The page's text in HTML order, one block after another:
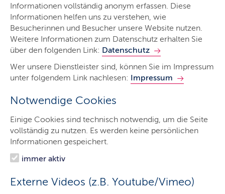
Informationen vollständig anonym erfassen. Diese
Informationen helfen uns zu verstehen, wie
Besucherinnen und Besucher unsere Website nutzen.
Weitere Informationen zum Datenschutz erhalten Sie
über den folgenden Link: Datenschutz
Wer unsere Dienstleister sind, können Sie im Impressum
unter folgendem Link nachlesen: Impressum
Notwendige Cookies
Einige Cookies sind technisch notwendig, um die Seite
vollständig zu nutzen. Es werden keine persönlichen
Informationen gespeichert.
immer aktiv
Externe Videos (z.B. Youtube/Vimeo)
Auf Mastodon teilen
In Whatsapp teilen
Auf Xing teilen
Per E-Mail teilen
Auf Linkedin teilen